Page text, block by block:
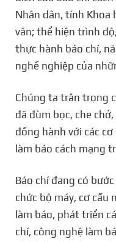
Nhân dân, tính Khoa
văn; thể hiện trình
thực hành báo chí,
nghề nghiệp của
Chúng ta trân trọng
đã đùm bọc, che
đồng hành với các
làm báo cách mạng
Báo chí đang có
chức bộ máy, cơ cấu
làm báo, phát triển
chí, công nghệ làm